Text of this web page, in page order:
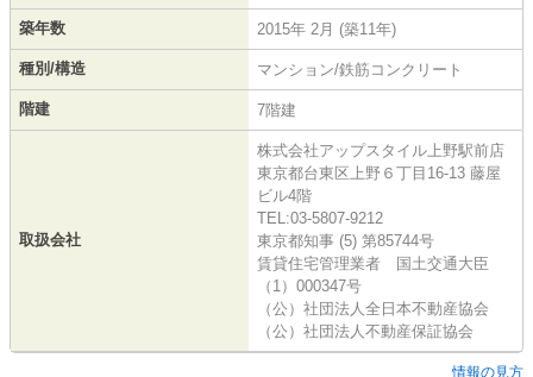
築年数 2015年 2月 (築11年)
種別/構造 マンション/鉄筋コンクリート
階建 7階建
取扱会社
株式会社アップスタイル上野駅前店
東京都台東区上野６丁目16-13 藤屋
ビル4階
TEL:03-5807-9212
東京都知事 (5) 第85744号
賃貸住宅管理業者 国土交通大臣
（1）000347号
（公）社団法人全日本不動産協会
（公）社団法人不動産保証協会
情報の見方